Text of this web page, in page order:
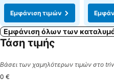
Εμφάνιση τιμών
Εμφάνιση όλων των
Τάση τιμής
Βάσει των χαμηλότερων τιμών στο
0 €